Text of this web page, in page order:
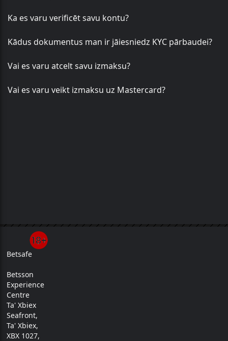
Ka es varu verificēt savu kontu?
Kādus dokumentus man ir jāiesniedz KYC pārbaudei?
Vai es varu atcelt savu izmaksu?
Vai es varu veikt izmaksu uz Mastercard?
Betsafe
Betsson
Experience
Centre
Ta' Xbiex
Seafront,
Ta' Xbiex,
XBX 1027,